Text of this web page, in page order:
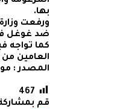
بها.
ورفعت
ضد غوغل
كما تواجه
العامين من 48 ولاية ومنطقة، وفيها يزعمون أنها تنتهك قانون مكافحة الاحتكار.
المصدر :
467
قم